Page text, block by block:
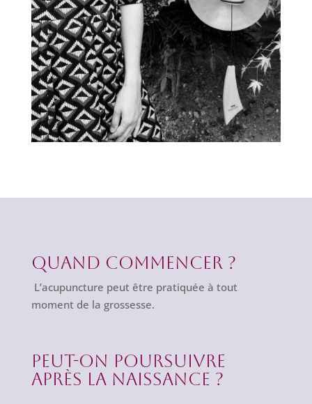
Quand commencer ?
L’acupuncture peut être pratiquée à tout
moment de la grossesse.
Peut-on poursuivre
après la naissance ?